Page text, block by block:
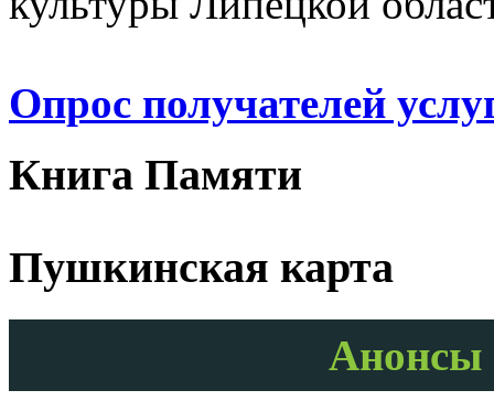
Опрос получателей
Книга Памяти
Пушкинская карта
Анонсы